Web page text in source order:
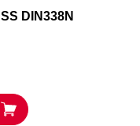
DIN338N